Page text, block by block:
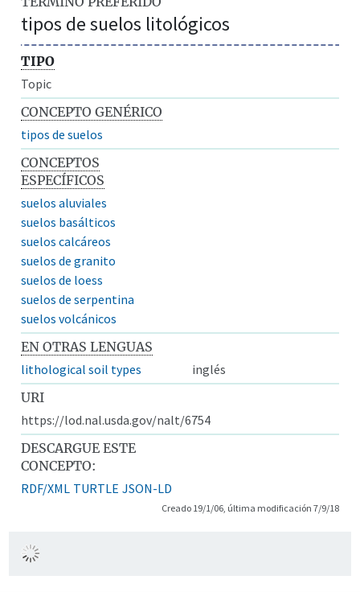
tipos de suelos litológicos
TIPO
Topic
CONCEPTO GENÉRICO
tipos de suelos
CONCEPTOS
ESPECÍFICOS
suelos aluviales
suelos basálticos
suelos calcáreos
suelos de granito
suelos de loess
suelos de serpentina
suelos volcánicos
EN OTRAS LENGUAS
lithological soil types
inglés
URI
https://lod.nal.usda.gov/nalt/6754
DESCARGUE ESTE
CONCEPTO:
RDF/XML TURTLE JSON-LD
Creado 19/1/06, última modificación 7/9/18